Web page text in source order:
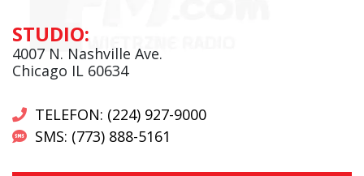
STUDIO:
4007 N. Nashville Ave.
Chicago IL 60634
TELEFON: (224) 927-9000
SMS: (773) 888-5161